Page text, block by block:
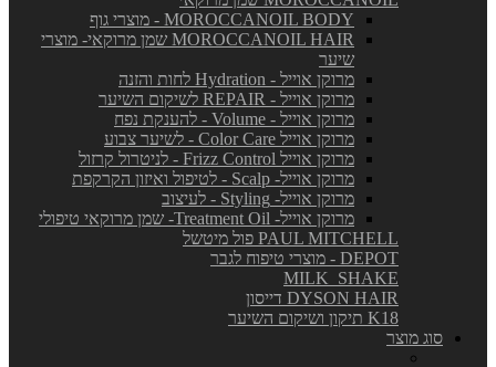
MOROCCANOIL BODY - מוצרי גוף
MOROCCANOIL HAIR שמן מרוקאי- מוצרי
שיער
מרוקן אוייל - Hydration לחות והזנה
מרוקן אוייל - REPAIR לשיקום השיער
מרוקן אוייל - Volume - להענקת נפח
מרוקן אוייל Color Care - לשיער צבוע
מרוקן אוייל Frizz Control - לניטרול קרזול
מרוקן אוייל- Scalp - לטיפול ואיזון הקרקפת
מרוקן אוייל- Styling - לעיצוב
מרוקן אוייל- Treatment Oil- שמן מרוקאי טיפולי
PAUL MITCHELL פול מיטשל
DEPOT - מוצרי טיפוח לגבר
MILK_SHAKE
DYSON HAIR דייסון
K18 תיקון ושיקום השיער
סוג מוצר